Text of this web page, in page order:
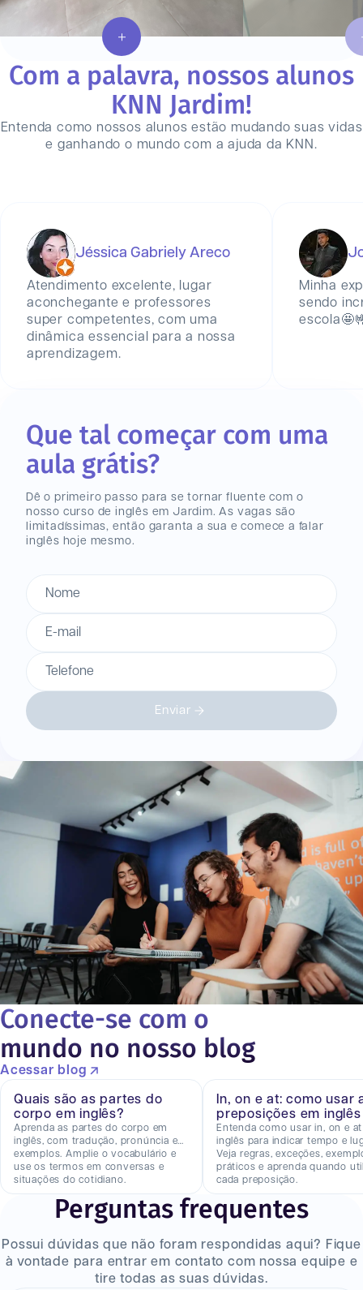
Com a palavra, nossos alunos
KNN Jardim!
Entenda como nossos alunos estão mudando suas vidas
e ganhando o mundo com a ajuda da KNN.
Jéssica Gabriely Areco
Atendimento excelente, lugar
aconchegante e professores
super competentes, com uma
dinâmica essencial para a nossa
aprendizagem.
Minha
sendo
Que tal começar com uma
aula grátis?
Dê o primeiro passo para se tornar fluente com o
nosso curso de inglês em Jardim. As vagas são
limitadíssimas, então garanta a sua e comece a falar
inglês hoje mesmo.
Nome
E-mail
Telefone
Enviar
Conecte-se com o
mundo no nosso blog
Acessar blog
Quais são as partes do
corpo em inglês?
Aprenda as partes do corpo em
inglês, com tradução, pronúncia e
exemplos. Amplie o vocabulário e
use os termos em conversas e
situações do cotidiano.
In, on e at: como usar
preposições em inglês
Entenda como usar in, on e
inglês para indicar tempo e
Veja regras, exceções,
práticos e aprenda quando
cada preposição.
Perguntas frequentes
Possui dúvidas que não foram respondidas aqui? Fique
à vontade para entrar em contato com nossa equipe e
tire todas as suas dúvidas.